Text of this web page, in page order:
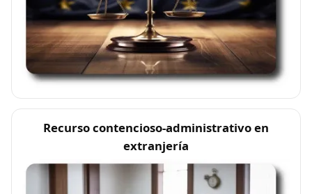
Recurso contencioso-administrativo en
extranjería